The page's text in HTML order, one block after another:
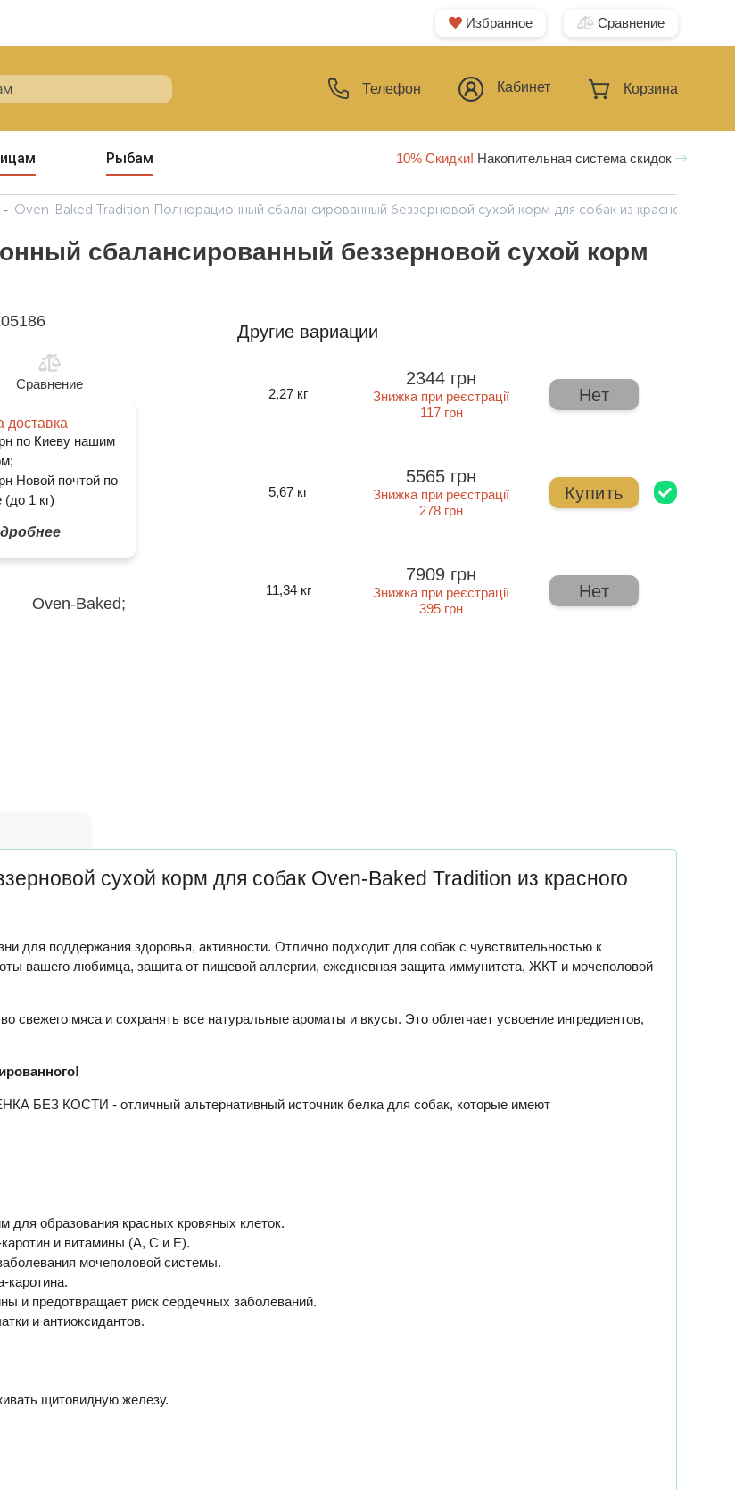
Избранное Сравнение
Телефон Кабинет Корзина
Рыбам 10% Скидки! Накопительная система скидок
Oven-Baked Tradition Полнорационный сбалансированный беззерновой сухой корм для собак из красного мяса
сбалансированный беззерновой сухой корм
Сравнение
доставка
по Киеву нашим
Новой почтой по
(до 1 кг)
Oven-Baked;
Другие вариации
2,27 кг
2344 грн
Знижка при реєстрації
117 грн
Нет
5,67 кг
5565 грн
Знижка при реєстрації
278 грн
Купить
11,34 кг
7909 грн
Знижка при реєстрації
395 грн
Нет
сухой корм для собак Oven-Baked Tradition из красного
для поддержания здоровья, активности. Отлично подходит для собак с чувствительностью к
вашего любимца, защита от пищевой аллергии, ежедневная защита иммунитета, ЖКТ и мочеполовой
свежего мяса и сохранять все натуральные ароматы и вкусы. Это облегчает усвоение ингредиентов,
КОСТИ - отличный альтернативный источник белка для собак, которые имеют
образования красных кровяных клеток.
и витамины (A, C и E).
мочеполовой системы.
и предотвращает риск сердечных заболеваний.
и антиоксидантов.
щитовидную железу.